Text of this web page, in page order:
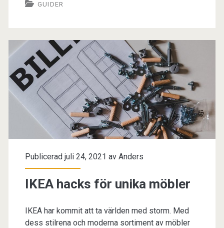
online
GUIDER
Publicerad juli 24, 2021 av Anders
IKEA hacks för unika möbler
IKEA har kommit att ta världen med storm. Med
dess stilrena och moderna sortiment av möbler